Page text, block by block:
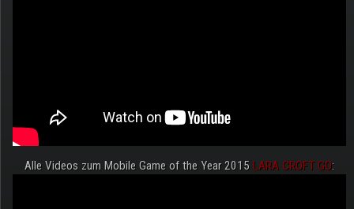
Alle Videos zum Mobile Game of the Year 2015 LARA CROFT GO: